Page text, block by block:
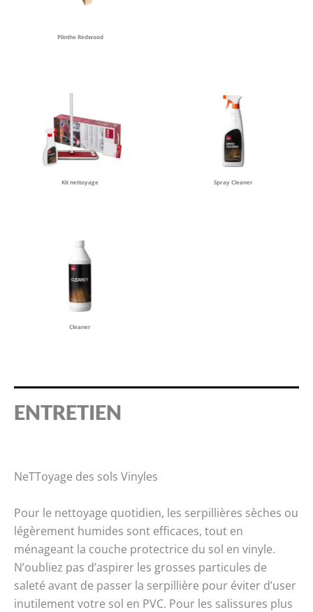
Plinthe Redwood
Kit nettoyage Spray Cleaner
Cleaner
ENTRETIEN
NeTToyage des sols Vinyles
Pour le nettoyage quotidien, les serpillières sèches ou
légèrement humides sont efficaces, tout en
ménageant la couche protectrice du sol en vinyle.
N’oubliez pas d’aspirer les grosses particules de
saleté avant de passer la serpillière pour éviter d’user
inutilement votre sol en PVC. Pour les salissures plus